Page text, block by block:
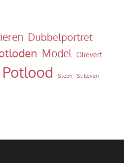
Dubbelportret
Model Olieverf
Potlood Steen Stilleven